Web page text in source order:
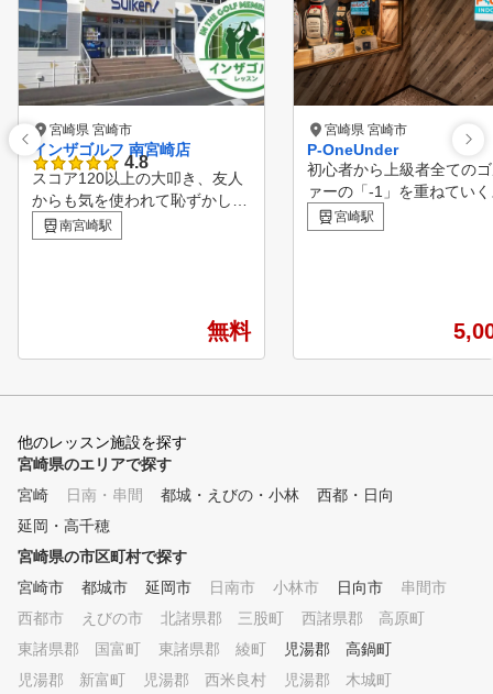
宮崎県 宮崎市
インザゴルフ 南宮崎店
4.8
スコア120以上の大叩き、友人
からも気を使われて恥ずかしか
った。 １人で練習してもなか
なか上手くならずに、ゴルフが
者の方のゴルフライフを変える
チに教えてもらっても月々11,9
ッスンスタジオを実現しました
。レッスンプロは有名パーソナ
ルゴルフレッスンスタジオ出身
者・ドラコンプロ・名門コース
のキャディなどゴルフを知るプ
ロばかり。 レッスンは、イン
ラムに沿って基礎から教えます
。それぞれの進度に合わせて、
優しくて楽しいレッスンです。
初心者の方、今まで屋外練習場
で独学で頑張ってきた方、途中
南宮崎駅
無料
宮崎県 宮崎市
P-OneUnder
初心者から上級者全ての
ァーの「-1」を重ねてい
ア UPを目標に、充実した
時間を過ごしていただき
ュレーションマシンの導
ちろん、プロゴルファー
えることを願っておりま
ン量、飛距離まで正確に
値化。弾道を理論的に捉
とで、短期間でのスコア
の可能性をアシストしま
☆スイング分析 ご自身の
宮崎駅
他のレッスン施設を探す
宮崎県のエリアで探す
宮崎
日南・串間 都城・えびの・小林
西都・日向
延岡・高千穂
宮崎県の市区町村で探す
宮崎市
都城市 延岡市 日南市 小林市 日向市
串間市
西都市
えびの市 北諸県郡 三股町
西諸県郡 高原町
東諸県郡 国富町
東諸県郡 綾町
児湯郡 高鍋町
児湯郡 新富町
児湯郡 西米良村
児湯郡 木城町